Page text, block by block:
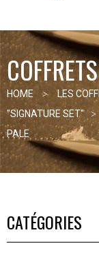
HOME LES
"SIGNATURE SET"
PALE
CATÉGORIES